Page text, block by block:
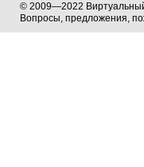
© 2009—2022
Вопросы, предложения,